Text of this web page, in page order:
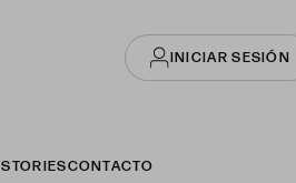
INICIAR SESIÓN
STORIESCONTACTO